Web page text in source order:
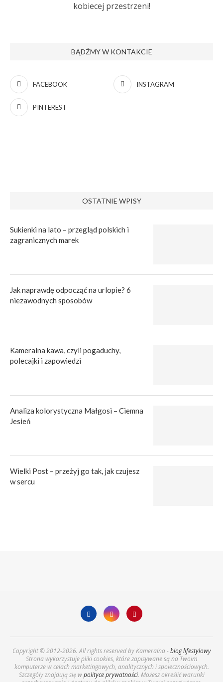
kobiecej przestrzeni!
BĄDŹMY W KONTAKCIE
FACEBOOK INSTAGRAM
PINTEREST
OSTATNIE WPISY
Sukienki na lato – przegląd polskich i
zagranicznych marek
Jak naprawdę odpocząć na urlopie? 6
niezawodnych sposobów
Kameralna kawa, czyli pogaduchy,
polecajki i zapowiedzi
Analiza kolorystyczna Małgosi – Ciemna
Jesień
Wielki Post – przeżyj go tak, jak czujesz
w sercu
Copyright © 2012-2026. All rights reserved by Kameralna - blog lifestylowy
Strona wykorzystuje pliki cookies, które zapisywane są na Twoim
komputerze w celach marketingowych, analitycznych i społecznościowych.
Szczegóły znajdują się wpolityce prywatności. Możesz określić warunki